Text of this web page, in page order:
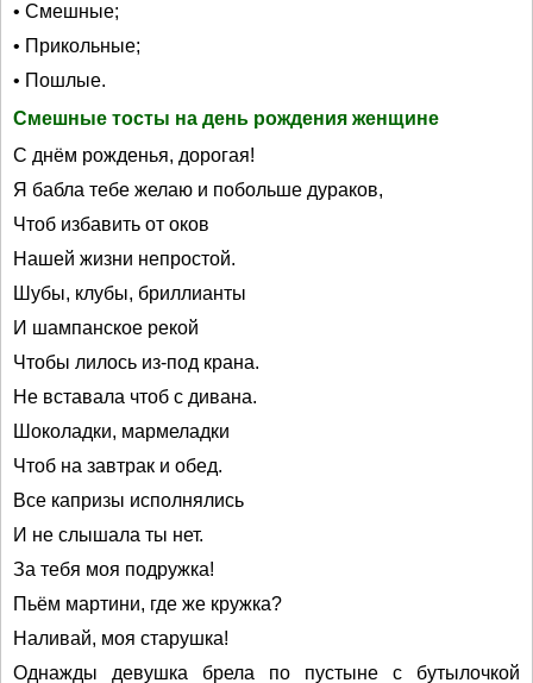
• Смешные;
• Прикольные;
• Пошлые.
Смешные тосты на день рождения женщине
С днём рожденья, дорогая!
Я бабла тебе желаю и побольше дураков,
Чтоб избавить от оков
Нашей жизни непростой.
Шубы, клубы, бриллианты
И шампанское рекой
Чтобы лилось из-под крана.
Не вставала чтоб с дивана.
Шоколадки, мармеладки
Чтоб на завтрак и обед.
Все капризы исполнялись
И не слышала ты нет.
За тебя моя подружка!
Пьём мартини, где же кружка?
Наливай, моя старушка!
Однажды девушка брела по пустыне с бутылочкой